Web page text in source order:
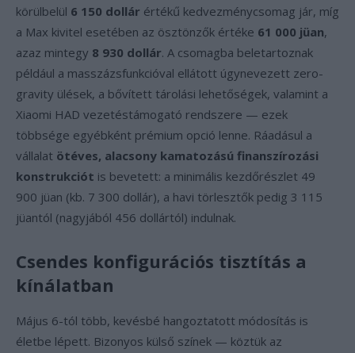
körülbelül 6 150 dollár értékű kedvezménycsomag jár, míg
a Max kivitel esetében az ösztönzők értéke 61 000 jüan,
azaz mintegy 8 930 dollár. A csomagba beletartoznak
például a masszázsfunkcióval ellátott úgynevezett zero-
gravity ülések, a bővített tárolási lehetőségek, valamint a
Xiaomi HAD vezetéstámogató rendszere — ezek
többsége egyébként prémium opció lenne. Ráadásul a
vállalat ötéves, alacsony kamatozású finanszírozási
konstrukciót is bevetett: a minimális kezdőrészlet 49
900 jüan (kb. 7 300 dollár), a havi törlesztők pedig 3 115
jüantól (nagyjából 456 dollártól) indulnak.
Csendes konfigurációs tisztítás a
kínálatban
Május 6-tól több, kevésbé hangoztatott módosítás is
életbe lépett. Bizonyos külső színek — köztük az